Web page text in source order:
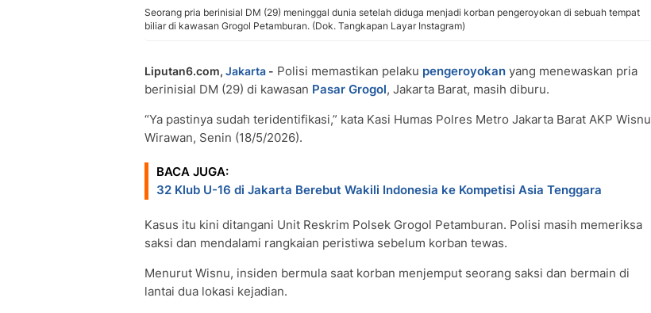
Seorang pria berinisial DM (29) meninggal dunia setelah diduga menjadi korban pengeroyokan di sebuah tempat
biliar di kawasan Grogol Petamburan. (Dok. Tangkapan Layar Instagram)
Liputan6.com, Jakarta - Polisi memastikan pelaku pengeroyokan yang menewaskan pria
berinisial DM (29) di kawasan Pasar Grogol, Jakarta Barat, masih diburu.
“Ya pastinya sudah teridentifikasi,” kata Kasi Humas Polres Metro Jakarta Barat AKP Wisnu
Wirawan, Senin (18/5/2026).
BACA JUGA:
32 Klub U-16 di Jakarta Berebut Wakili Indonesia ke Kompetisi Asia Tenggara
Kasus itu kini ditangani Unit Reskrim Polsek Grogol Petamburan. Polisi masih memeriksa
saksi dan mendalami rangkaian peristiwa sebelum korban tewas.
Menurut Wisnu, insiden bermula saat korban menjemput seorang saksi dan bermain di
lantai dua lokasi kejadian.